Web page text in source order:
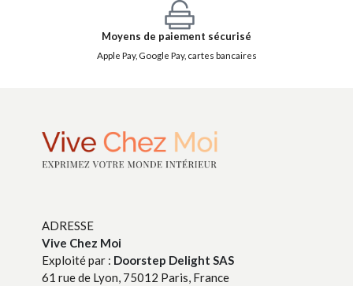
Moyens de paiement sécurisé
Apple Pay, Google Pay, cartes bancaires
ADRESSE
Vive Chez Moi
Exploité par : Doorstep Delight SAS
61 rue de Lyon, 75012 Paris, France